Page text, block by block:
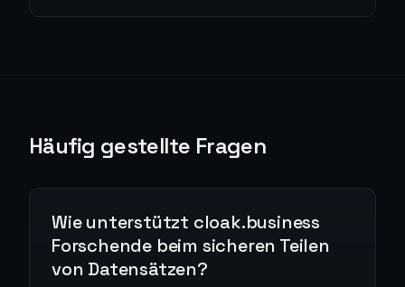
Häufig gestellte Fragen
Wie unterstützt cloak.business
Forschende beim sicheren Teilen
von Datensätzen?